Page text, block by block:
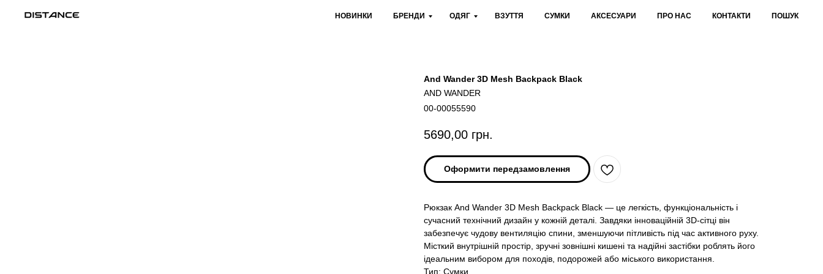
НОВИНКИ БРЕНДИ ОДЯГ ВЗУТТЯ СУМКИ АКСЕСУАРИ ПРО НАС КОНТАКТИ ПОШУК
And Wander 3D Mesh Backpack Black
AND WANDER
00-00055590
5690,00 грн.
Оформити передзамовлення
Рюкзак And Wander 3D Mesh Backpack Black — це легкість, функціональність і
сучасний технічний дизайн у кожній деталі. Завдяки інноваційній 3D-сітці він
забезпечує чудову вентиляцію спини, зменшуючи пітливість під час активного руху.
Місткий внутрішній простір, зручні зовнішні кишені та надійні застібки роблять його
ідеальним вибором для походів, подорожей або міського використання.
Тип: Сумки